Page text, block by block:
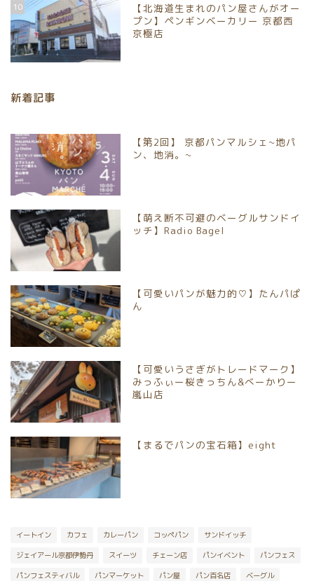
10
【北海道生まれのパン屋さんがオー
プン】ペンギンベーカリー 京都西
京極店
新着記事
【第2回】 京都パンマルシェ~地パ
ン、地消。~
【萌え断不可避のベーグルサンドイ
ッチ】Radio Bagel
【可愛いパンが魅力的♡】たんパぱ
ん
【可愛いうさぎがトレードマーク】
みっふぃー桜きっちん&べーかりー
嵐山店
【まるでパンの宝石箱】eight
イートイン カフェ カレーパン コッペパン サンドイッチ
ジェイアール京都伊勢丹 スイーツ チェーン店 パンイベント パンフェス
パンフェスティバル パンマーケット パン屋 パン百名店 ベーグル
パンイベント情報
京都市北区
京都市中京区
京都市南区
京都市山科区
宇治市
京丹後市